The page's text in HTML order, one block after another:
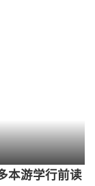
本游学行前读